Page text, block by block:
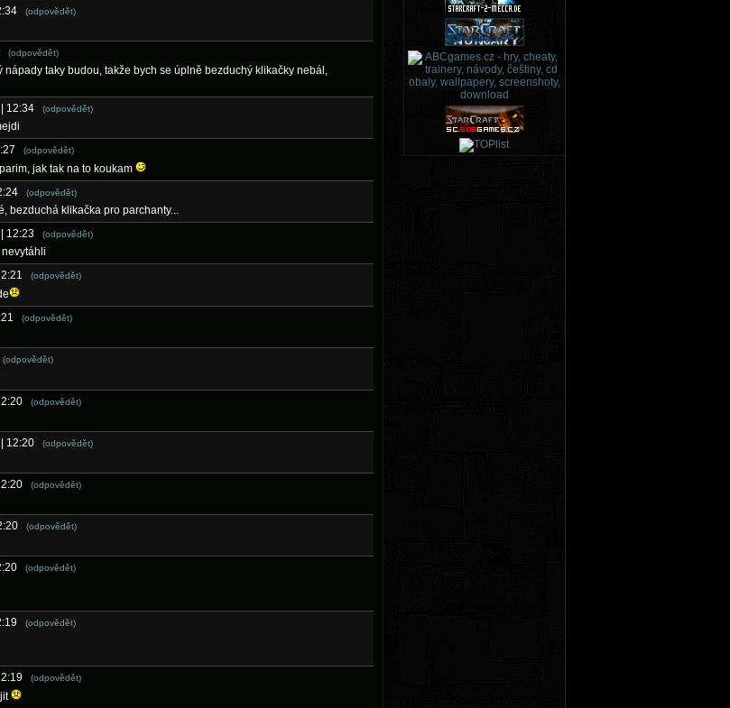
(odpovědět)
(odpovědět)
nápady taky budou, takže bych se úplně bezduchý klikačky nebál,
12:34 (odpovědět)
(odpovědět)
jak tak na to koukam
(odpovědět)
bezduchá klikačka pro parchanty...
12:23 (odpovědět)
(odpovědět)
(odpovědět)
(odpovědět)
(odpovědět)
12:20 (odpovědět)
(odpovědět)
(odpovědět)
(odpovědět)
(odpovědět)
(odpovědět)